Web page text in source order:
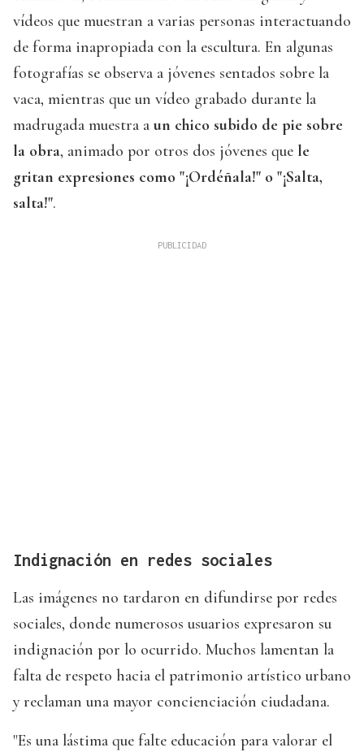
vídeos que muestran a varias personas interactuando
de forma inapropiada con la escultura. En algunas
fotografías se observa a jóvenes sentados sobre la
vaca, mientras que un vídeo grabado durante la
madrugada muestra a un chico subido de pie sobre
la obra, animado por otros dos jóvenes que le
gritan expresiones como "¡Ordéñala!" o "¡Salta,
salta!".
Indignación en redes sociales
Las imágenes no tardaron en difundirse por redes
sociales, donde numerosos usuarios expresaron su
indignación por lo ocurrido. Muchos lamentan la
falta de respeto hacia el patrimonio artístico urbano
y reclaman una mayor concienciación ciudadana.
"Es una lástima que falte educación para valorar el